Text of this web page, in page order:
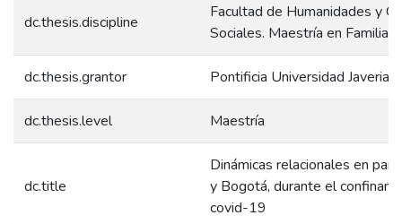
dc.thesis.discipline
Facultad de Humanidades y
Sociales. Maestría en Familia
dc.thesis.grantor Pontificia Universidad
dc.thesis.level Maestría
dc.title
Dinámicas relacionales en
y Bogotá, durante el
covid-19